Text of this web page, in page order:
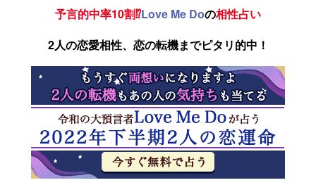
予言的中率10割⁉Love Me Doの相性占い
2人の恋愛相性、恋の転機までピタリ的中！